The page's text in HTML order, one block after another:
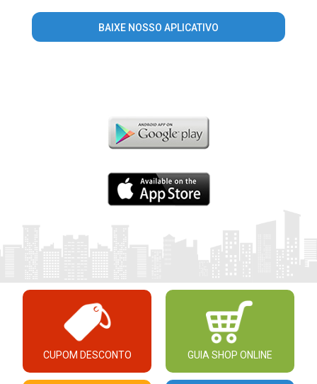
BAIXE NOSSO APLICATIVO
CUPOM DESCONTO GUIA SHOP ONLINE